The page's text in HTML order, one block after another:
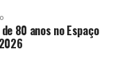
80 anos no Espaço